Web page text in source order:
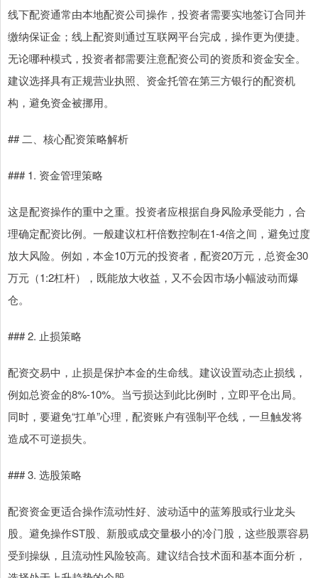
线下配资通常由本地配资公司操作，投资者需要实地签订合同并
缴纳保证金；线上配资则通过互联网平台完成，操作更为便捷。
无论哪种模式，投资者都需要注意配资公司的资质和资金安全。
建议选择具有正规营业执照、资金托管在第三方银行的配资机
构，避免资金被挪用。
## 二、核心配资策略解析
### 1. 资金管理策略
这是配资操作的重中之重。投资者应根据自身风险承受能力，合
理确定配资比例。一般建议杠杆倍数控制在1-4倍之间，避免过度
放大风险。例如，本金10万元的投资者，配资20万元，总资金30
万元（1:2杠杆），既能放大收益，又不会因市场小幅波动而爆
仓。
### 2. 止损策略
配资交易中，止损是保护本金的生命线。建议设置动态止损线，
例如总资金的8%-10%。当亏损达到此比例时，立即平仓出局。
同时，要避免“扛单”心理，配资账户有强制平仓线，一旦触发将
造成不可逆损失。
### 3. 选股策略
配资资金更适合操作流动性好、波动适中的蓝筹股或行业龙头
股。避免操作ST股、新股或成交量极小的冷门股，这些股票容易
受到操纵，且流动性风险较高。建议结合技术面和基本面分析，